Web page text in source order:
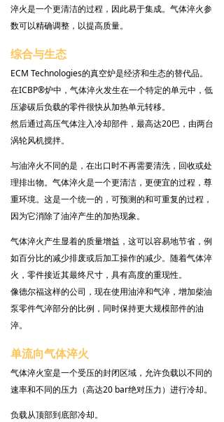
低压渗碳
钎焊
烧结
增材制造
油淬
气淬
核能应用
时事
联络
淬火是一个更清洁的过程，因此易于集成。气体淬火参
数可以精确调整，以提高质量。
综合与生态
ECM Technologies的真空炉是经济和生态的替代品。
在ICBP®炉中，气体淬火发生在一个特定的单元中，低
压渗碳后负载的零件很快从加热单元转移。
然后通过高压气体注入冷却部件，最高达20巴，由两台
涡轮风机搅拌。
与油淬火不同的是，在出口时不再需要清洗，回收或处
理排出物。气体淬火是一个更清洁，更便宜的过程，尊
重环境。这是一个统一的，可预测的和可重复的过程，
因为它消除了油淬产生的加热现象。
气体淬火产生显着的质量增益，这可以容易地节省，例
如百分比的减少排废或后加工操作的减少。随着气体淬
火，零件接近其最终尺寸，具有高度的重现性。
像德尔福这样的公司，现在使用油淬和气淬，增加柴油
泵零件气淬部分的比例，同时保持更大规模部件的油
淬。
单流向气体淬火
气体淬火室是一个受压的封闭区域，允许负载以不同的
速率和不同的压力（高达20 bar绝对压力）进行冷却。
负载从顶部到底部冷却。